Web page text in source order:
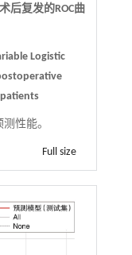
后复发的ROC曲
Logistic
性能。
Full size